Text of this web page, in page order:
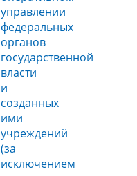
управлении
федеральных
органов
государственной
власти
и
созданных
ими
учреждений
(за
исключением